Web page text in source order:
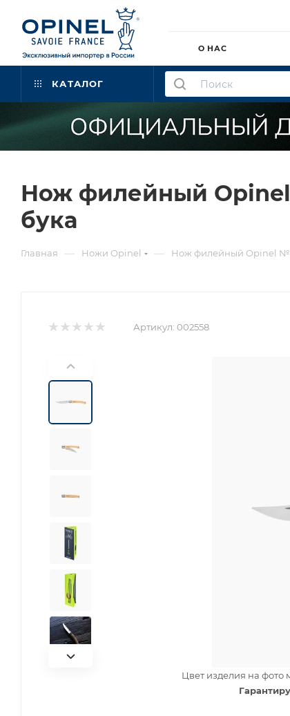
О НАС
КАТАЛОГ
Нож филейный Opinel
бука
Главная — Ножи Opinel — Нож филейный Opinel
Артикул: 002558
Цвет изделия на фото